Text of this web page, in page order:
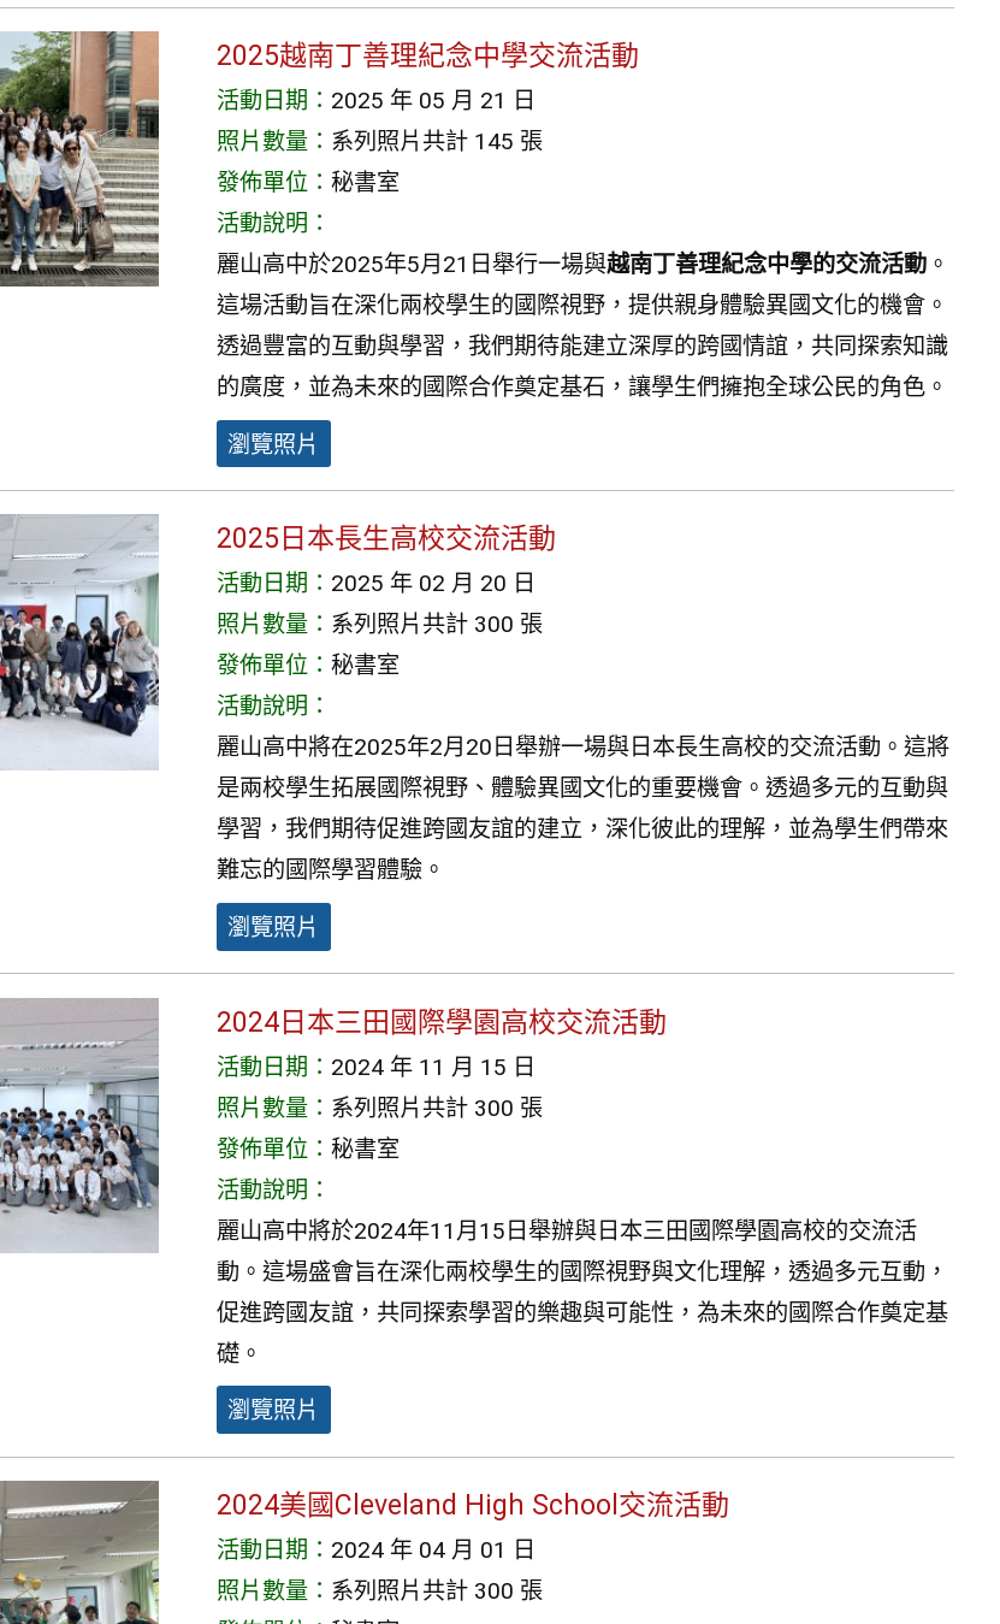
2025越南丁善理紀念中學交流活動
活動日期： 2025 年 05 月 21 日
照片數量： 系列照片共計 145 張
發佈單位： 秘書室
活動說明：
麗山高中於2025年5月21日舉行一場與越南丁善理紀念中學的交流活動。
這場活動旨在深化兩校學生的國際視野，提供親身體驗異國文化的機會。
透過豐富的互動與學習，我們期待能建立深厚的跨國情誼，共同探索知識
的廣度，並為未來的國際合作奠定基石，讓學生們擁抱全球公民的角色。
瀏覽照片
2025日本長生高校交流活動
活動日期： 2025 年 02 月 20 日
照片數量： 系列照片共計 300 張
發佈單位： 秘書室
活動說明：
麗山高中將在2025年2月20日舉辦一場與日本長生高校的交流活動。這將
是兩校學生拓展國際視野、體驗異國文化的重要機會。透過多元的互動與
學習，我們期待促進跨國友誼的建立，深化彼此的理解，並為學生們帶來
難忘的國際學習體驗。
瀏覽照片
2024日本三田國際學園高校交流活動
活動日期： 2024 年 11 月 15 日
照片數量： 系列照片共計 300 張
發佈單位： 秘書室
活動說明：
麗山高中將於2024年11月15日舉辦與日本三田國際學園高校的交流活
動。這場盛會旨在深化兩校學生的國際視野與文化理解，透過多元互動，
促進跨國友誼，共同探索學習的樂趣與可能性，為未來的國際合作奠定基
礎。
瀏覽照片
2024美國Cleveland High School交流活動
活動日期： 2024 年 04 月 01 日
照片數量： 系列照片共計 300 張